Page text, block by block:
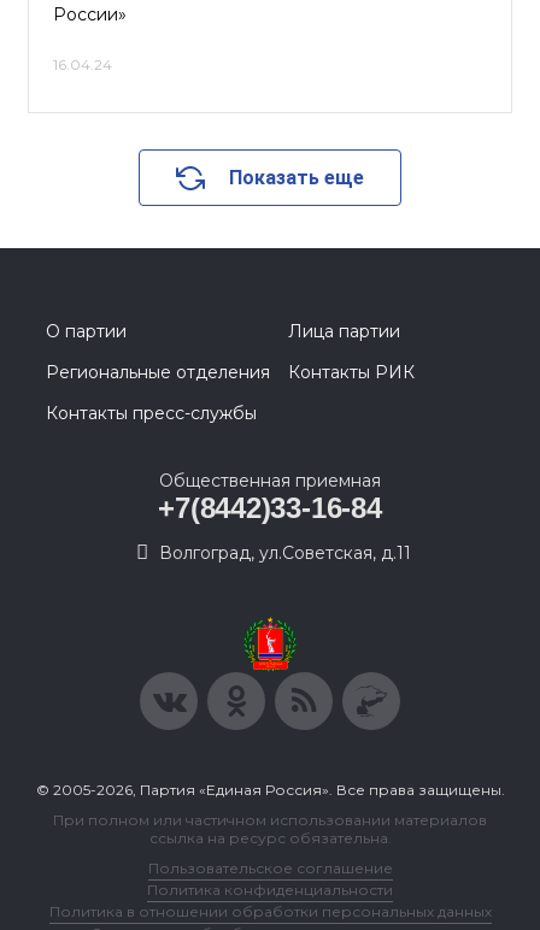
России»
16.04.24
Показать еще
О партии
Лица партии
Региональные отделения
Контакты РИК
Контакты пресс-службы
Общественная приемная
+7(8442)33-16-84
Волгоград, ул.Советская, д.11
© 2005-2026, Партия «Единая Россия». Все права защищены.
При полном или частичном использовании материалов
ссылка на ресурс обязательна.
Пользовательское соглашение
Политика конфиденциальности
Политика в отношении обработки персональных данных